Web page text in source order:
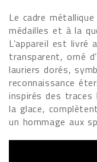
Le cadre
médailles et à la
L’appareil est livré
transparent, orné
lauriers dorés,
reconnaissance
inspirés des
la glace,
un hommage aux